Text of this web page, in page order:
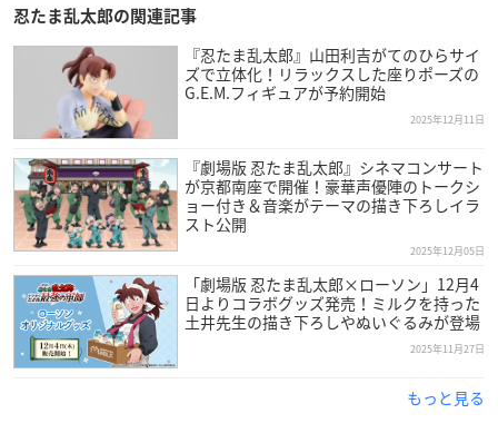
忍たま乱太郎の関連記事
『忍たま乱太郎』山田利吉がてのひらサイ
ズで立体化！リラックスした座りポーズの
G.E.M.フィギュアが予約開始
2025年12月11日
『劇場版 忍たま乱太郎』シネマコンサート
が京都南座で開催！豪華声優陣のトークシ
ョー付き＆音楽がテーマの描き下ろしイラ
スト公開
2025年12月05日
「劇場版 忍たま乱太郎×ローソン」12月4
日よりコラボグッズ発売！ミルクを持った
土井先生の描き下ろしやぬいぐるみが登場
2025年11月27日
もっと見る